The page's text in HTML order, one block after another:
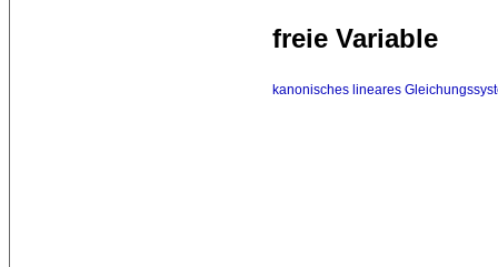
freie Variable
kanonisches lineares